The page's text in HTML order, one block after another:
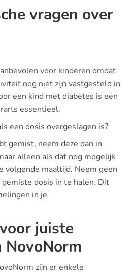
vragen over
voor kinderen omdat
nog niet zijn vastgesteld in
een kind met diabetes is een
essentieel.
een dosis overgeslagen is?
gemist, neem deze dan in
alleen als dat nog mogelijk
volgende maaltijd. Neem geen
dosis in te halen. Dit
in je
juiste
NovoNorm
zijn er enkele